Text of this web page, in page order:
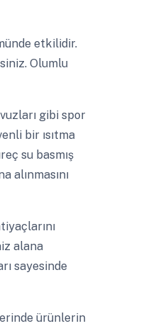
etkilidir.
Olumlu
gibi spor
bir ısıtma
su basmış
alınmasını
alana
sayesinde
ürünlerin